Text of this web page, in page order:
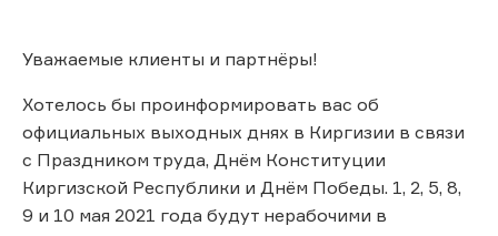
Уважаемые клиенты и партнёры!
Хотелось бы проинформировать вас об
официальных выходных днях в Киргизии в связи
с Праздником труда, Днём Конституции
Киргизской Республики и Днём Победы. 1, 2, 5, 8,
9 и 10 мая 2021 года будут нерабочими в